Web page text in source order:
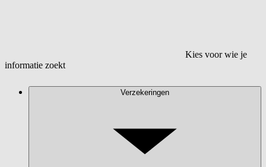
Kies voor wie je
informatie zoekt
Verzekeringen